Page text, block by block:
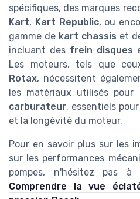
spécifiques, des marques
Kart, Kart Republic, ou
gamme de kart chassis et
incluant des frein disques
Les moteurs, tels que
Rotax, nécessitent
les matériaux utilisés pour
carburateur, essentiels
et la longévité du moteur.
Pour en savoir plus sur les
sur les performances
pompes, n'hésitez pas
Comprendre la vue